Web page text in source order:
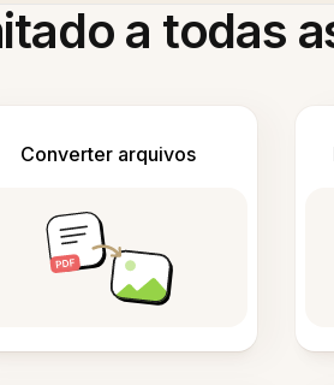
a todas
Converter arquivos